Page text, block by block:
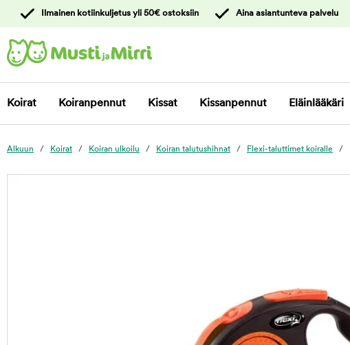
asiakaspalveluun
Ilmainen kotiinkuljetus yli 50€ ostoksiin Aina asiantunteva palvelu
Koirat Koiranpennut Kissat Kissanpennut Eläinlääkäri
Alkuun Koirat Koiran ulkoilu Koiran talutushihnat Flexi-taluttimet koiralle